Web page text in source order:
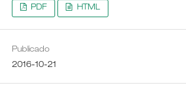
PDF HTML
Publicado
2016-10-21